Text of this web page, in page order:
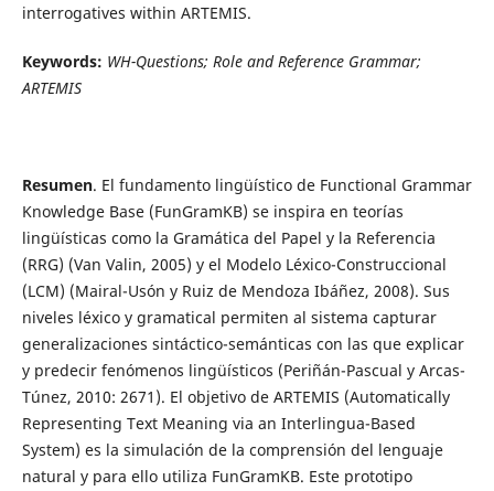
interrogatives within ARTEMIS.
Keywords: WH-Questions; Role and Reference Grammar;
ARTEMIS
Resumen. El fundamento lingüístico de Functional Grammar
Knowledge Base (FunGramKB) se inspira en teorías
lingüísticas como la Gramática del Papel y la Referencia
(RRG) (Van Valin, 2005) y el Modelo Léxico-Construccional
(LCM) (Mairal-Usón y Ruiz de Mendoza Ibáñez, 2008). Sus
niveles léxico y gramatical permiten al sistema capturar
generalizaciones sintáctico-semánticas con las que explicar
y predecir fenómenos lingüísticos (Periñán-Pascual y Arcas-
Túnez, 2010: 2671). El objetivo de ARTEMIS (Automatically
Representing Text Meaning via an Interlingua-Based
System) es la simulación de la comprensión del lenguaje
natural y para ello utiliza FunGramKB. Este prototipo